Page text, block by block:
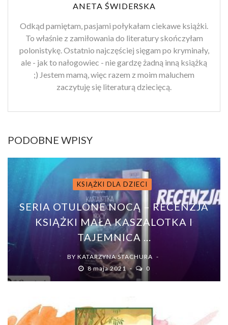
ANETA ŚWIDERSKA
Odkąd pamiętam, pasjami połykałam ciekawe książki.
To właśnie z zamiłowania do literatury skończyłam
polonistykę. Ostatnio najczęściej sięgam po kryminały,
ale - jak to nałogowiec - nie gardzę żadną inną książką
;) Jestem mamą, więc razem z moim maluchem
zaczytuję się literaturą dziecięcą.
PODOBNE WPISY
KSIĄŻKI DLA DZIECI
SERIA OTULONE NOCĄ – RECENZJA
KSIĄŻKI MAŁA KASZALOTKA I
TAJEMNICA ...
BY KATARZYNA STACHURA
8 maja 2021
0